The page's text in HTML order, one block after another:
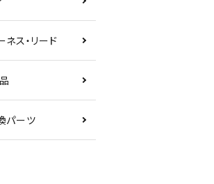
ネス・リード
パーツ